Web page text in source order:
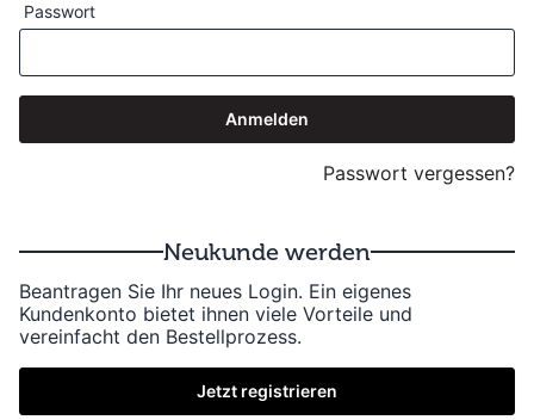
Passwort
Anmelden
Passwort vergessen?
Neukunde werden
Beantragen Sie Ihr neues Login. Ein eigenes
Kundenkonto bietet ihnen viele Vorteile und
vereinfacht den Bestellprozess.
Jetzt registrieren